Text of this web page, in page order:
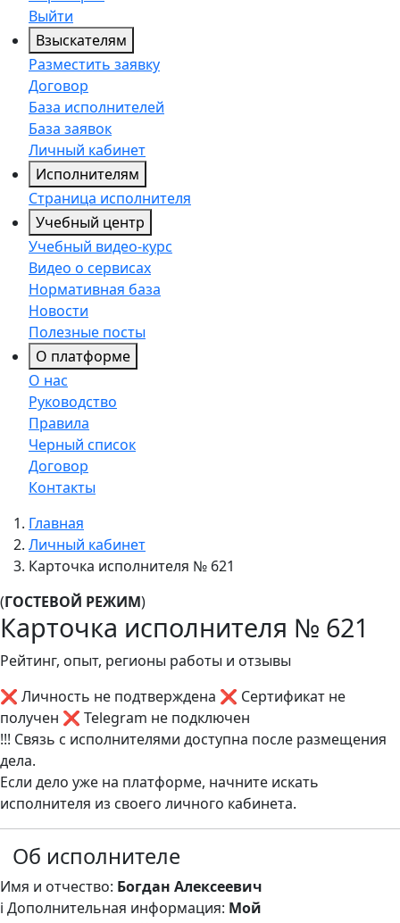
Выйти
Взыскателям
Разместить заявку
Договор
База исполнителей
База заявок
Личный кабинет
Исполнителям
Страница исполнителя
Учебный центр
Учебный видео-курс
Видео о сервисах
Нормативная база
Новости
Полезные посты
О платформе
О нас
Руководство
Правила
Черный список
Договор
Контакты
Главная
Личный кабинет
Карточка исполнителя № 621
(ГОСТЕВОЙ РЕЖИМ)
Карточка исполнителя № 621
Рейтинг, опыт, регионы работы и отзывы
❌ Личность не подтверждена ❌ Сертификат не
получен ❌ Telegram не подключен
!!! Связь с исполнителями доступна после размещения
дела.
Если дело уже на платформе, начните искать
исполнителя из своего личного кабинета.
Об исполнителе
Имя и отчество: Богдан Алексеевич
ℹ️ Дополнительная информация: Мой